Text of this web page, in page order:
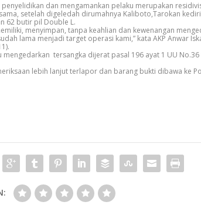
dan mengamankan pelaku merupakan
setelah digeledah dirumahnya Kaliboto,Tarokan
62 butir pil Double L.
menyimpan, tanpa keahlian dan kewenangan
lama menjadi target operasi kami,” kata AKP Anwar
tersangka dijerat pasal 196 ayat 1 UU No.36
lebih lanjut terlapor dan barang bukti dibawa ke